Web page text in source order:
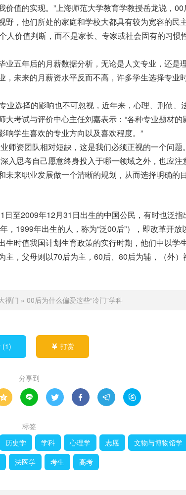
值的实现。”上海师范大学教育学教授岳龙说，00
野，他们所处的家庭和学校大都具有较为宽容的民
人价值判断，而不是家长、专家或社会固有的习惯
五年后的月薪数据分析，无论是人文专业，还是
，未来的月薪资水平反而不高，许多学生选择专业
选择的影响也不可忽视，近年来，心理、刑侦、
大考试与评价中心主任刘嘉表示：“各种专业题材的
学生喜欢的专业方向以及喜欢程度。”
资团队相对短缺，这是我们必须正视的一个问题。
入思考自己愿意终身投入于哪一领域之外，也应注
来职业发展做一个清晰的规划，从而选择明确的目
至2009年12月31日出生的中国公民，有时也泛指
，1999年出生的人，称为“泛00后”），即改革开放
生时值我国计划生育政策的实行时期，他们中以学
主，父母则以70后为主，60后、80后为辅，（外）
福门 » 00后为什么偏爱这些“冷门”学科
(1)  打赏
分享到
     
标签
历史学 学科 心理学 志愿
文物与博物馆学
法医学 考生 高考